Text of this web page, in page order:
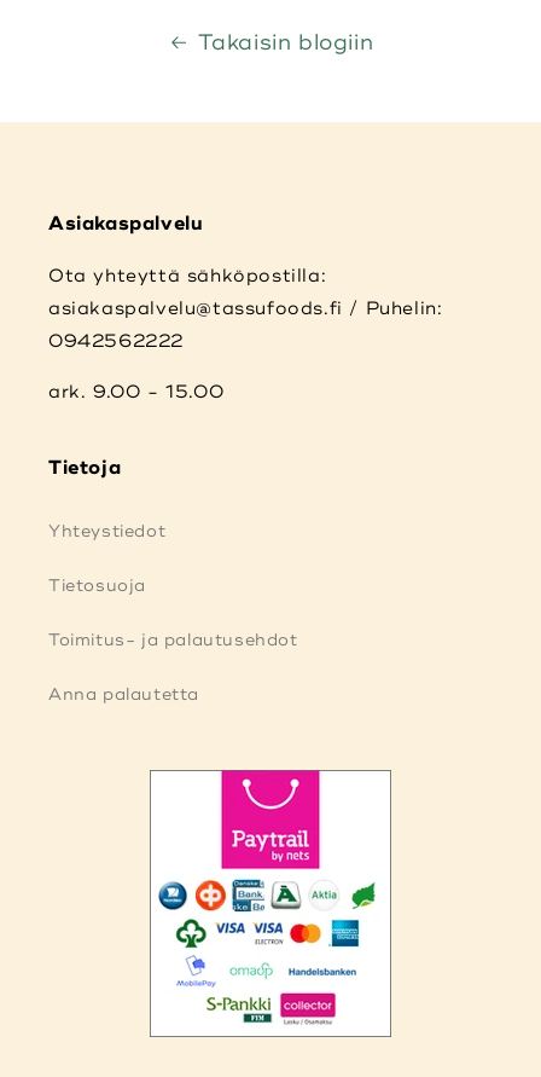
Takaisin blogiin
Asiakaspalvelu
Ota yhteyttä sähköpostilla:
asiakaspalvelu@tassufoods.fi / Puhelin:
0942562222
ark. 9.00 - 15.00
Tietoja
Yhteystiedot
Tietosuoja
Toimitus- ja palautusehdot
Anna palautetta